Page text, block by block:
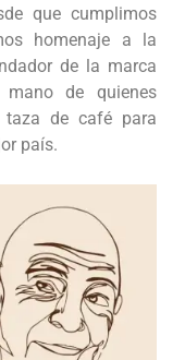
que cumplimos
homenaje a la
de la marca
de quienes
taza de café para
país.